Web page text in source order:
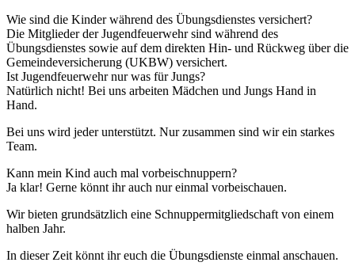
Wie sind die Kinder während des Übungsdienstes versichert?
Die Mitglieder der Jugendfeuerwehr sind während des
Übungsdienstes sowie auf dem direkten Hin- und Rückweg über die
Gemeindeversicherung (UKBW) versichert.
Ist Jugendfeuerwehr nur was für Jungs?
Natürlich nicht! Bei uns arbeiten Mädchen und Jungs Hand in
Hand.
Bei uns wird jeder unterstützt. Nur zusammen sind wir ein starkes
Team.
Kann mein Kind auch mal vorbeischnuppern?
Ja klar! Gerne könnt ihr auch nur einmal vorbeischauen.
Wir bieten grundsätzlich eine Schnuppermitgliedschaft von einem
halben Jahr.
In dieser Zeit könnt ihr euch die Übungsdienste einmal anschauen.